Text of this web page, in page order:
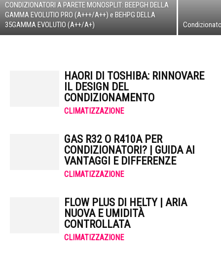
CONDIZIONATORI A PARETE MONOSPLIT: BEEPGH DELLA
GAMMA EVOLUTIO PRO (A+++/A++) e BEHPG DELLA
35GAMMA EVOLUTIO (A++/A+)
HAORI DI TOSHIBA: RINNOVARE
IL DESIGN DEL
CONDIZIONAMENTO
CLIMATIZZAZIONE
GAS R32 O R410A PER
CONDIZIONATORI? | GUIDA AI
VANTAGGI E DIFFERENZE
CLIMATIZZAZIONE
FLOW PLUS DI HELTY | ARIA
NUOVA E UMIDITÀ
CONTROLLATA
CLIMATIZZAZIONE